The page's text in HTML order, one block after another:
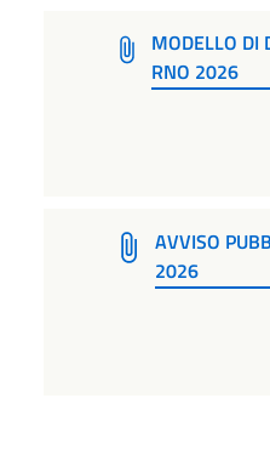
MODELLO DI
RNO 2026
AVVISO
2026